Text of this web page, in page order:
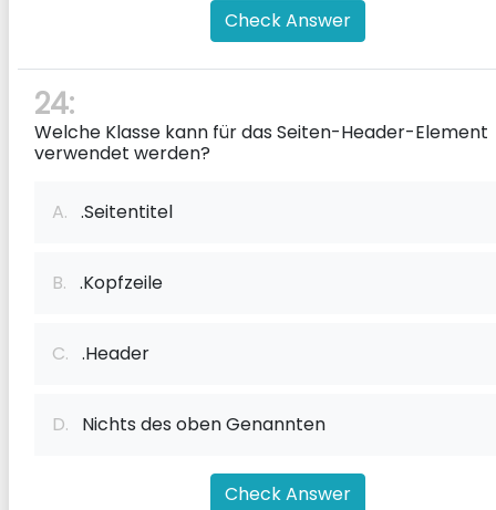
Check Answer
24:
Welche Klasse kann für das Seiten-Header-Element
verwendet werden?
A. .Seitentitel
B. .Kopfzeile
C. .Header
D. Nichts des oben Genannten
Check Answer